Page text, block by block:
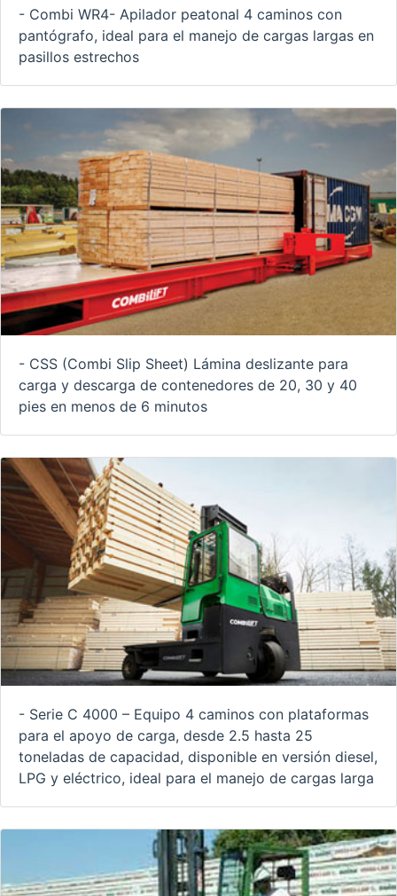
- Combi WR4- Apilador peatonal 4 caminos con
pantógrafo, ideal para el manejo de cargas largas en
pasillos estrechos
- CSS (Combi Slip Sheet) Lámina deslizante para
carga y descarga de contenedores de 20, 30 y 40
pies en menos de 6 minutos
- Serie C 4000 – Equipo 4 caminos con plataformas
para el apoyo de carga, desde 2.5 hasta 25
toneladas de capacidad, disponible en versión diesel,
LPG y eléctrico, ideal para el manejo de cargas larga